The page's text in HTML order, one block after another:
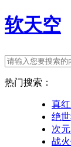
软天空
热门搜索：
真红
绝
次
战